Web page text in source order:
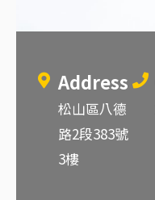
Address
松山區八德
路2段383號
3樓